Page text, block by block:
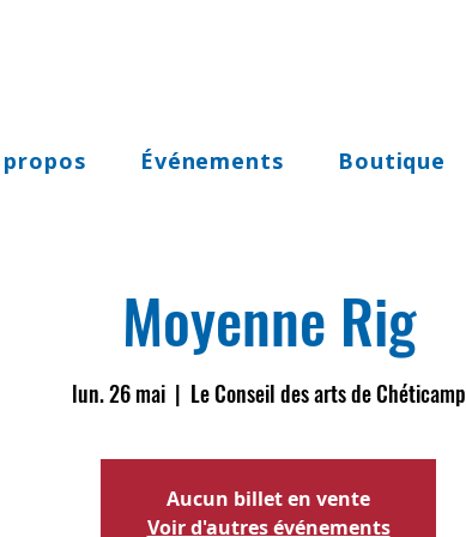
propos Événements Boutique
Moyenne Rig
lun. 26 mai
  |
Le Conseil des arts de Chéticamp
Aucun billet en vente
Voir d'autres événements